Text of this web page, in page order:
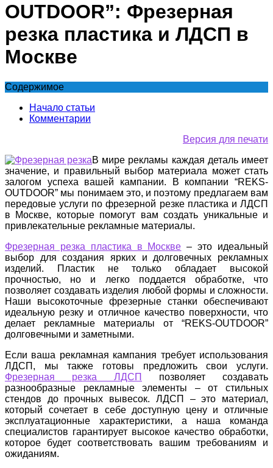
OUTDOOR”: Фрезерная
резка пластика и ЛДСП в
Москве
Содержимое
Начало статьи
Комментарии
Версия для печати
В мире рекламы каждая деталь имеет
значение, и правильный выбор материала может стать
залогом успеха вашей кампании. В компании “REKS-
OUTDOOR” мы понимаем это, и поэтому предлагаем вам
передовые услуги по фрезерной резке пластика и ЛДСП
в Москве, которые помогут вам создать уникальные и
привлекательные рекламные материалы.
Фрезерная резка пластика в Москве – это идеальный
выбор для создания ярких и долговечных рекламных
изделий. Пластик не только обладает высокой
прочностью, но и легко поддается обработке, что
позволяет создавать изделия любой формы и сложности.
Наши высокоточные фрезерные станки обеспечивают
идеальную резку и отличное качество поверхности, что
делает рекламные материалы от “REKS-OUTDOOR”
долговечными и заметными.
Если ваша рекламная кампания требует использования
ЛДСП, мы также готовы предложить свои услуги.
Фрезерная резка ЛДСП
позволяет создавать
разнообразные рекламные элементы – от стильных
стендов до прочных вывесок. ЛДСП – это материал,
который сочетает в себе доступную цену и отличные
эксплуатационные характеристики, а наша команда
специалистов гарантирует высокое качество обработки,
которое будет соответствовать вашим требованиям и
ожиданиям.